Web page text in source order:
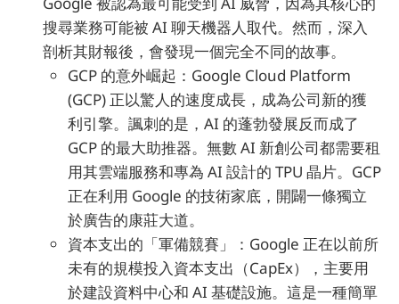
搜尋業務可能被 AI 聊天機器人取代。然而，深入
剖析其財報後，會發現一個完全不同的故事。
GCP 的意外崛起：Google Cloud Platform
(GCP) 正以驚人的速度成長，成為公司新的獲
利引擎。諷刺的是，AI 的蓬勃發展反而成了
GCP 的最大助推器。無數 AI 新創公司都需要租
用其雲端服務和專為 AI 設計的 TPU 晶片。GCP
正在利用 Google 的技術家底，開闢一條獨立
於廣告的康莊大道。
資本支出的「軍備競賽」：Google 正在以前所
未有的規模投入資本支出（CapEx），主要用
於建設資料中心和 AI 基礎設施。這是一種簡單